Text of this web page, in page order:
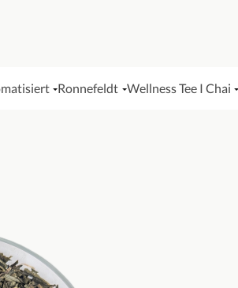
Ronnefeldt Wellness Tee I Chai